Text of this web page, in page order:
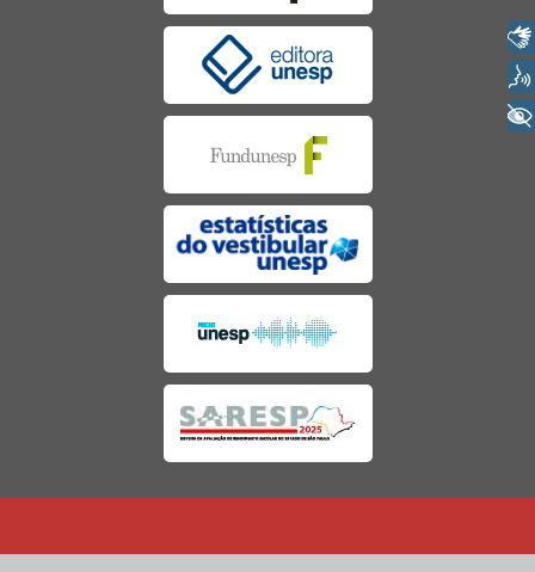
+ Acessibilidade